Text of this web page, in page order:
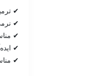
✔
✔
✔
✔
✔